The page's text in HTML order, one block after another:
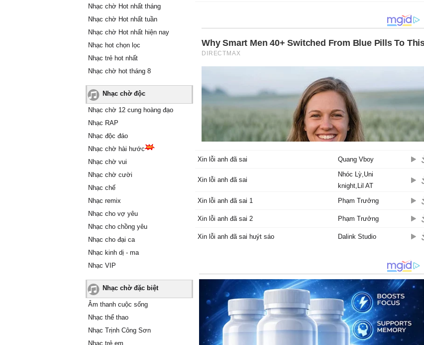
Nhạc chờ Hot nhất tháng
Nhạc chờ Hot nhất tuần
Nhạc chờ Hot nhất hiện nay
Nhạc hot chọn lọc
Nhạc trẻ hot nhất
Nhạc chờ hot tháng 8
Nhạc chờ độc
Nhạc chờ 12 cung hoàng đạo
Nhạc RAP
Nhạc độc đáo
Nhạc chờ hài hước
Nhạc chờ vui
Nhạc chờ cười
Nhạc chế
Nhạc remix
Nhạc cho vợ yêu
Nhạc cho chồng yêu
Nhạc cho đại ca
Nhạc kinh dị - ma
Nhạc VIP
Nhạc chờ đặc biệt
Âm thanh cuộc sống
Nhạc thể thao
Nhạc Trịnh Công Sơn
Nhạc trẻ em
Xin lỗi anh đã sai Quang Vboy
Xin lỗi anh đã sai
Nhóc Lỳ,Uni
knight,Lil AT
Xin lỗi anh đã sai 1
Phạm Trưởng
Xin lỗi anh đã sai 2 Phạm Trưởng
Xin lỗi anh đã sai huýt sáo Dalink Studio